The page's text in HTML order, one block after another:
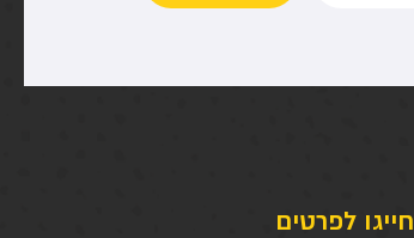
חייגו לפרטים